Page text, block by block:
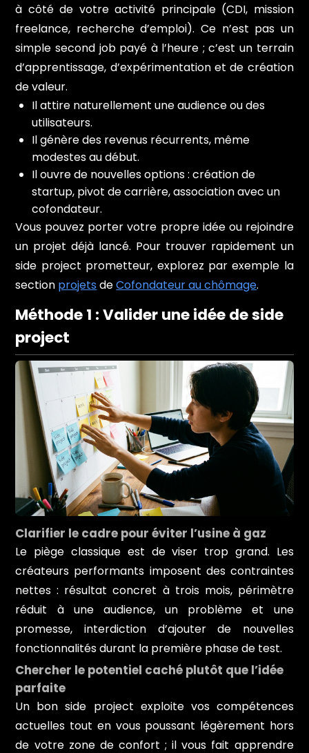
à côté de votre activité principale (CDI, mission
freelance, recherche d’emploi). Ce n’est pas un
simple second job payé à l’heure ; c’est un terrain
d’apprentissage, d’expérimentation et de création
de valeur.
Il attire naturellement une audience ou des
utilisateurs.
Il génère des revenus récurrents, même
modestes au début.
Il ouvre de nouvelles options : création de
startup, pivot de carrière, association avec un
cofondateur.
Vous pouvez porter votre propre idée ou rejoindre
un projet déjà lancé. Pour trouver rapidement un
side project prometteur, explorez par exemple la
section projetsdeCofondateur au chômage.
Méthode 1 : Valider une idée de side
project
Clarifier le cadre pour éviter l’usine à gaz
Le piège classique est de viser trop grand. Les
créateurs performants imposent des contraintes
nettes : résultat concret à trois mois, périmètre
réduit à une audience, un problème et une
promesse, interdiction d’ajouter de nouvelles
fonctionnalités durant la première phase de test.
Chercher le potentiel caché plutôt que l’idée
parfaite
Un bon side project exploite vos compétences
actuelles tout en vous poussant légèrement hors
de votre zone de confort ; il vous fait apprendre